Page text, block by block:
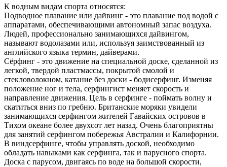
К водным видам спорта относятся:
Подводное плавание или дайвинг - это плавание под водой с
аппаратами, обеспечивающими автономный запас воздуха.
Людей, профессионально занимающихся дайвингом,
называют водолазами или, используя заимствованный из
английского языка термин, дайверами.
Сёрфинг - это движение на специальной доске, сделанной из
легкой, твердой пластмассы, покрытой смолой и
стекловолокном, катание без доски - бодисерфинг. Изменяя
положение ног и тела, серфингист меняет скорость и
направление движения. Цель в серфинге - поймать волну и
скатиться вниз по гребню. Британские моряки увидели
занимающихся серфингом жителей Гавайских островов в
Тихом океане более двухсот лет назад. Очень благоприятны
для занятий серфингом побережья Австралии и Калифорнии.
В виндсерфинге, чтобы управлять доской, необходимо
обладать навыками как серфинга, так и парусного спорта.
Доска с парусом, двигаясь по воде на большой скорости,